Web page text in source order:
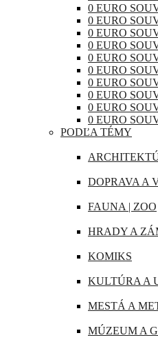
RAKÚSKO
RUMUNSKO
RUSKO
SAN MARÍNO
SLOVINSKO
ŠPANIELSKO
ŠVÉDSKO
TALIANSKO
VATIKÁN
0 EURO
0 EURO
0 EURO
0 EURO
0 EURO
0 EURO
0 EURO
0 EURO
0 EURO
0 EURO
PODĽA TÉMY
DOPRAVA A
FAUNA | ZOO
HRADY A
KOMIKS
KULTÚRA A
MESTÁ A
MÚZEUM A